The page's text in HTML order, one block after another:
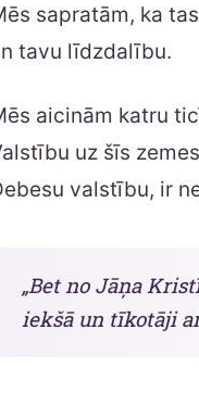
sapratām, ka
tavu līdzdalību.
aicinām katru
uz šīs
valstību, ir
„Bet no Jāņa
iekšā un tīkotāji ar